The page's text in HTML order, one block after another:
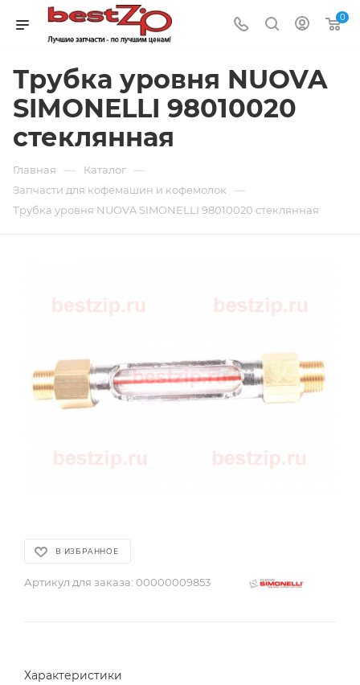
0
Трубка уровня NUOVA
SIMONELLI 98010020
стеклянная
Главная — Каталог —
Запчасти для кофемашин и кофемолок —
Трубка уровня NUOVA SIMONELLI 98010020 стеклянная
В ИЗБРАННОЕ
Артикул для заказа: 00000009853
Характеристики